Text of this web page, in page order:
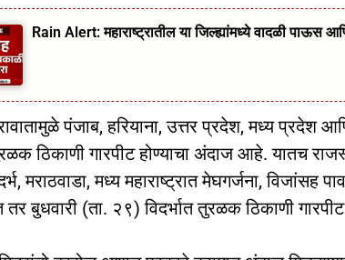
Rain Alert: महाराष्ट्रातील या जिल्ह्यांमध्ये वादळी पाऊस
पंजाब, हरियाना, उत्तर प्रदेश, मध्य प्रदेश
ठिकाणी गारपीट होण्याचा अंदाज आहे. यातच
मराठवाडा, मध्य महाराष्ट्रात मेघगर्जना,
तर बुधवारी (ता. २९) विदर्भात तुरळक ठिकाणी